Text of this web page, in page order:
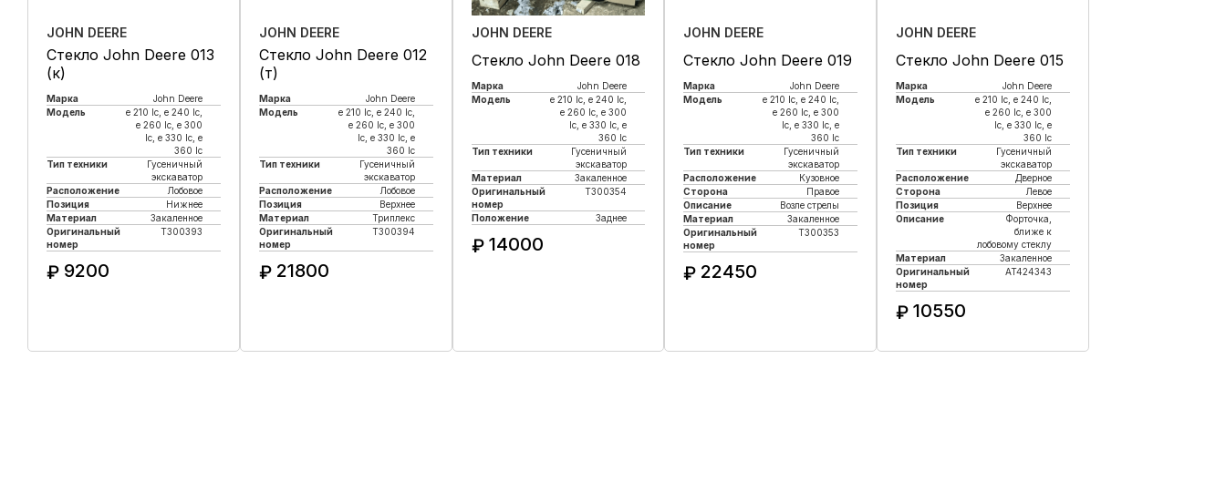
JOHN DEERE
Стекло John Deere 013
(к)
Марка
John Deere
Модель
e 210 lc, е 240 lc,
e 260 lc, e 300
lc, e 330 lc, e
360 lc
Тип техники
Гусеничный
экскаватор
Расположение
Лобовое
Позиция
Нижнее
Материал
Закаленное
Оригинальный
номер
T300393
₽ 9200
JOHN DEERE
Стекло John Deere 012
(т)
Марка
John Deere
Модель
e 210 lc, е 240 lc,
e 260 lc, e 300
lc, e 330 lc, e
360 lc
Тип техники
Гусеничный
экскаватор
Расположение
Лобовое
Позиция
Верхнее
Материал
Триплекс
Оригинальный
номер
T300394
₽ 21800
JOHN DEERE
Стекло John Deere 018
Марка
John Deere
Модель
e 210 lc, е 240 lc,
e 260 lc, e 300
lc, e 330 lc, e
360 lc
Тип техники
Гусеничный
экскаватор
Материал
Закаленное
Оригинальный
номер
T300354
Положение Заднее
₽ 14000
JOHN DEERE
Стекло John Deere 019
Марка
John Deere
Модель
e 210 lc, е 240 lc,
e 260 lc, e 300
lc, e 330 lc, e
360 lc
Тип техники
Гусеничный
экскаватор
Расположение
Кузовное
Сторона
Правое
Описание
Возле стрелы
Материал
Закаленное
Оригинальный
номер
T300353
₽ 22450
JOHN DEERE
Стекло John Deere 015
Марка
John Deere
Модель
e 210 lc, е 240 lc,
e 260 lc, e 300
lc, e 330 lc, e
360 lc
Тип техники
Гусеничный
экскаватор
Расположение
Дверное
Сторона
Левое
Позиция
Верхнее
Описание
Форточка,
ближе к
лобовому стеклу
Материал
Закаленное
Оригинальный
номер
AT424343
₽10550